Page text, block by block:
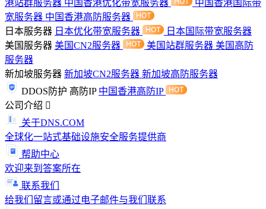
港站群服务器 中国香港优化带宽服务器
中国香港国际带
宽服务器 中国香港高防服务器
日本服务器 日本优化带宽服务器
日本国际带宽服务器
美国服务器 美国CN2服务器 美国站群服务器 美国高防
服务器
新加坡服务器 新加坡CN2服务器 新加坡高防服务器
DDOS防护 高防IP 中国香港高防IP
公司介绍
关于DNS.COM
全球化一站式基础设施安全服务提供商
帮助中心
欢迎来到答案所在
联系我们
给我们留言或通过电子邮件与我们联系